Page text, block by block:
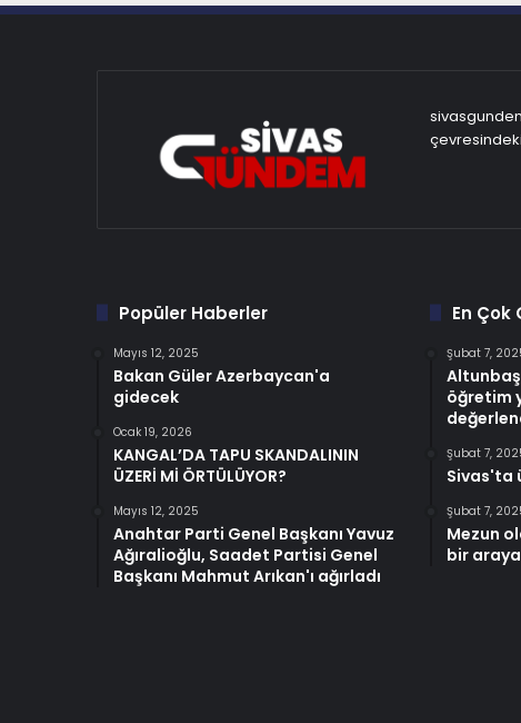
Popüler Haberler
Mayıs 12, 2025
Bakan Güler Azerbaycan'a
gidecek
Ocak 19, 2026
KANGAL’DA TAPU SKANDALININ
ÜZERİ Mİ ÖRTÜLÜYOR?
Mayıs 12, 2025
Anahtar Parti Genel Başkanı Yavuz
Ağıralioğlu, Saadet Partisi Genel
Başkanı Mahmut Arıkan'ı ağırladı
En Çok
Şubat 7,
öğretim
Şubat 7,
Sivas'ta
Şubat 7,
Mezun
bir